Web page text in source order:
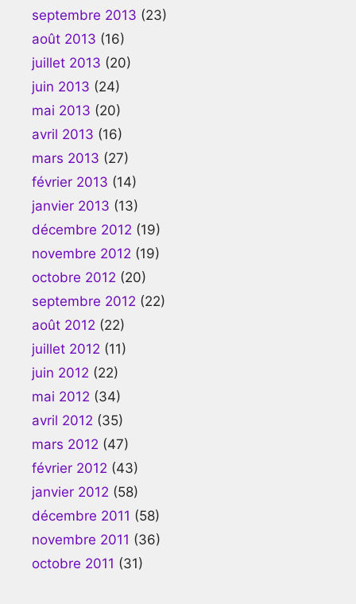
septembre 2013 (23)
août 2013 (16)
juillet 2013 (20)
juin 2013 (24)
mai 2013 (20)
avril 2013 (16)
mars 2013 (27)
février 2013 (14)
janvier 2013 (13)
décembre 2012 (19)
novembre 2012 (19)
octobre 2012 (20)
septembre 2012 (22)
août 2012 (22)
juillet 2012 (11)
juin 2012 (22)
mai 2012 (34)
avril 2012 (35)
mars 2012 (47)
février 2012 (43)
janvier 2012 (58)
décembre 2011 (58)
novembre 2011 (36)
octobre 2011 (31)